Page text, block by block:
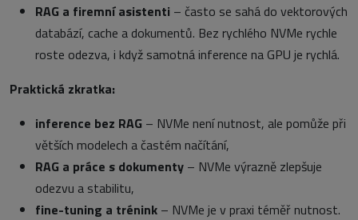
RAG a firemní asistenti – často se sahá do vektorových
databází, cache a dokumentů. Bez rychlého NVMe rychle
roste odezva, i když samotná inference na GPU je rychlá.
Praktická zkratka:
inference bez RAG – NVMe není nutnost, ale pomůže při
větších modelech a častém načítání,
RAG a práce s dokumenty – NVMe výrazně zlepšuje
odezvu a stabilitu,
fine-tuning a trénink – NVMe je v praxi téměř nutnost.